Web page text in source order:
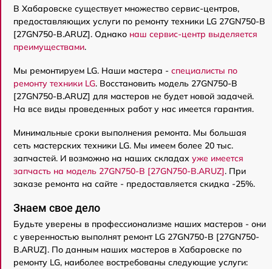
В Хабаровске существует множество сервис-центров,
предоставляющих услуги по ремонту техники LG 27GN750-B
[27GN750-B.ARUZ]. Однако наш сервис-центр выделяется
преимуществами.
Мы ремонтируем LG. Наши мастера - специалисты по
ремонту техники LG. Восстановить модель 27GN750-B
[27GN750-B.ARUZ] для мастеров не будет новой задачей.
На все виды проведенных работ у нас имеется гарантия.
Минимальные сроки выполнения ремонта. Мы большая
сеть мастерских техники LG. Мы имеем более 20 тыс.
запчастей. И возможно на наших складах уже имеется
запчасть на модель 27GN750-B [27GN750-B.ARUZ]. При
заказе ремонта на сайте - предоставляется скидка -25%.
Знаем свое дело
Будьте уверены в профессионализме наших мастеров - они
с уверенностью выполнят ремонт LG 27GN750-B [27GN750-
B.ARUZ]. По данным наших мастеров в Хабаровске по
ремонту LG, наиболее востребованы следующие услуги: